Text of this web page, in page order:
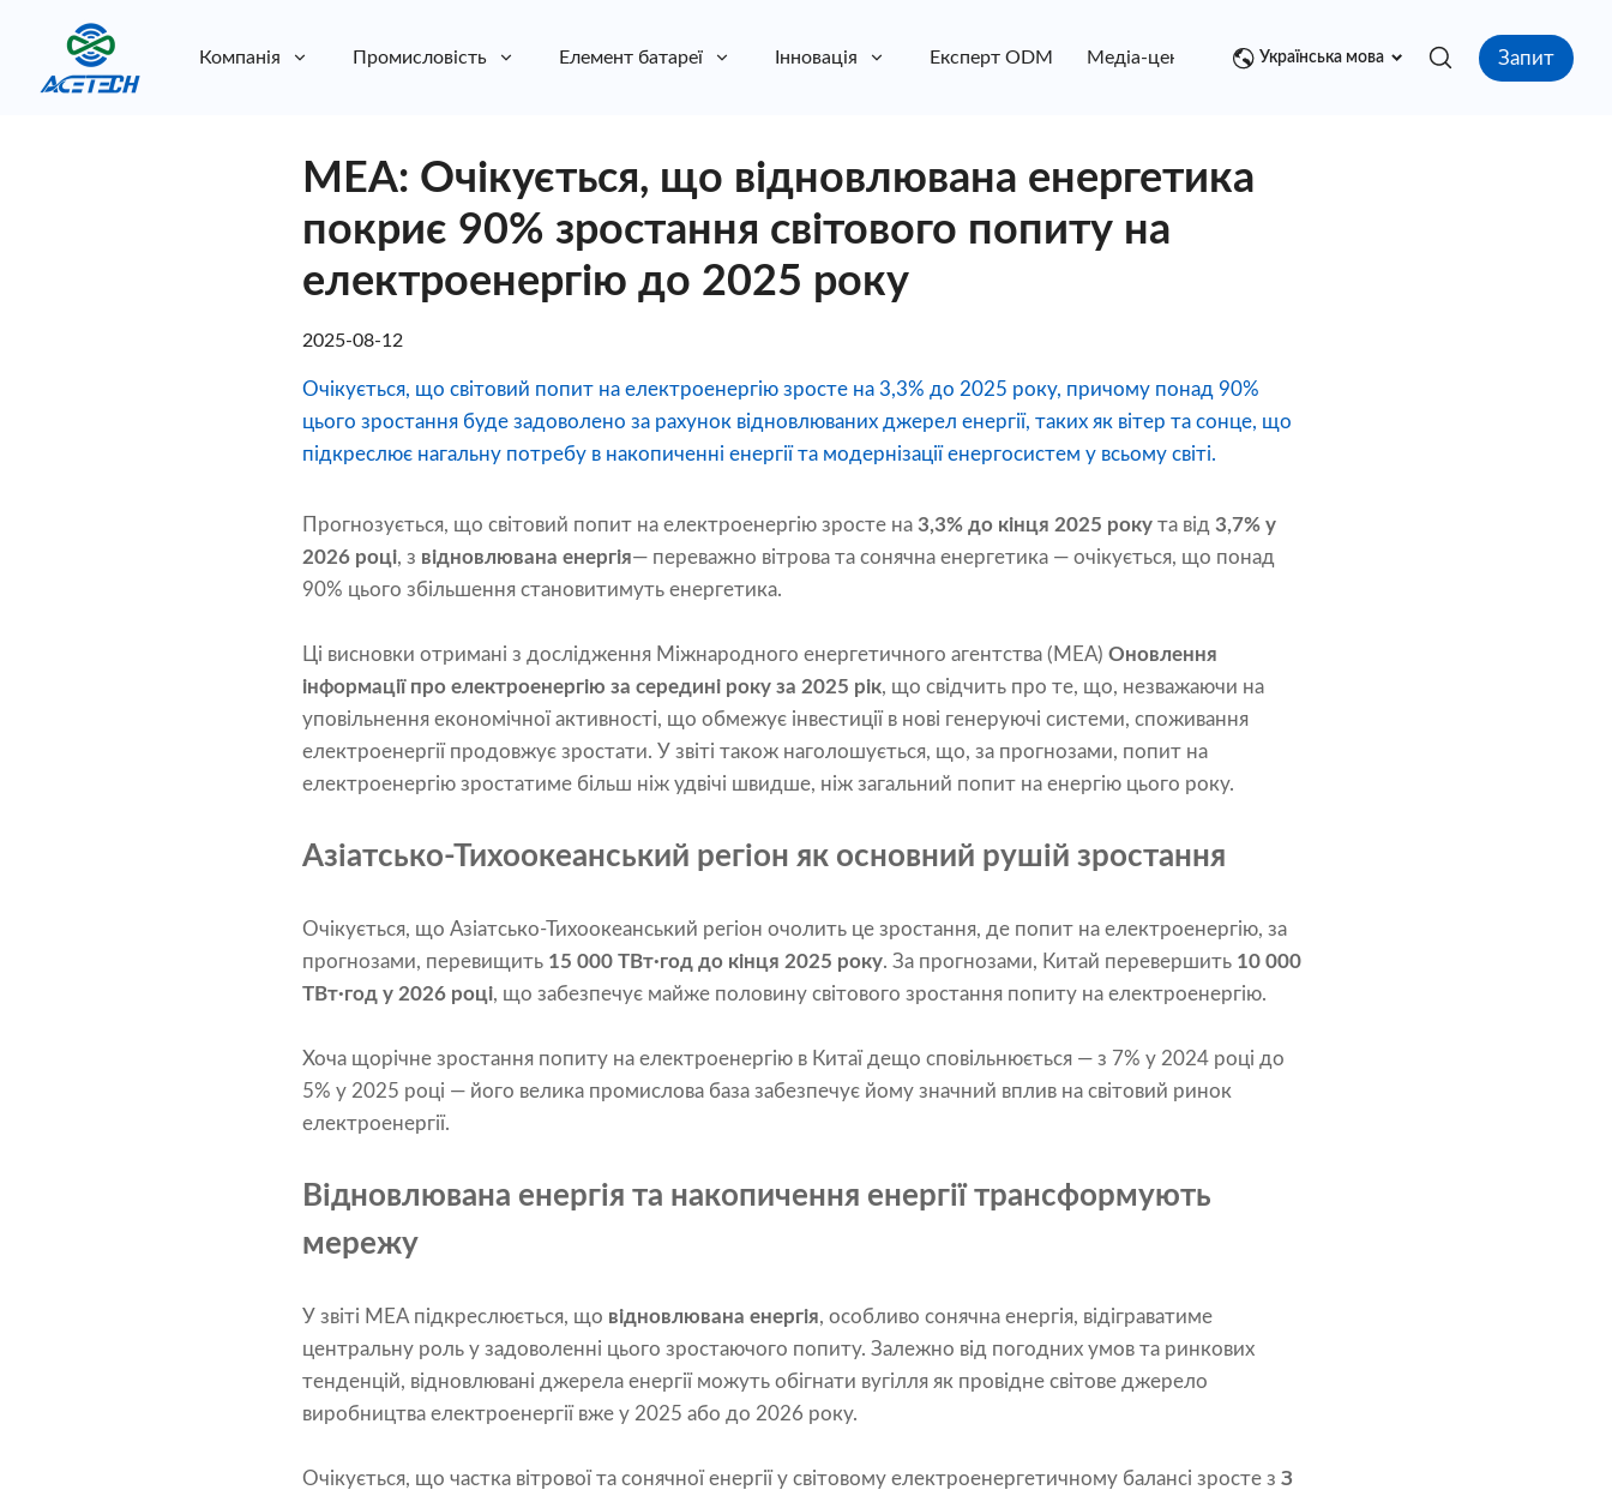
Компанія Промисловість Елемент батареї Інновація Експерт ODM Медіа-центр контакт
Українська мова Запит
МЕА: Очікується, що відновлювана енергетика
покриє 90% зростання світового попиту на
електроенергію до 2025 року
2025-08-12
Очікується, що світовий попит на електроенергію зросте на 3,3% до 2025 року, причому понад 90%
цього зростання буде задоволено за рахунок відновлюваних джерел енергії, таких як вітер та сонце, що
підкреслює нагальну потребу в накопиченні енергії та модернізації енергосистем у всьому світі.
Прогнозується, що світовий попит на електроенергію зросте на 3,3% до кінця 2025 року та від 3,7% у
2026 році, з відновлювана енергія— переважно вітрова та сонячна енергетика — очікується, що понад
90% цього збільшення становитимуть енергетика.
Ці висновки отримані з дослідження Міжнародного енергетичного агентства (МЕА) Оновлення
інформації про електроенергію за середині року за 2025 рік, що свідчить про те, що, незважаючи на
уповільнення економічної активності, що обмежує інвестиції в нові генеруючі системи, споживання
електроенергії продовжує зростати. У звіті також наголошується, що, за прогнозами, попит на
електроенергію зростатиме більш ніж удвічі швидше, ніж загальний попит на енергію цього року.
Азіатсько-Тихоокеанський регіон як основний рушій зростання
Очікується, що Азіатсько-Тихоокеанський регіон очолить це зростання, де попит на електроенергію, за
прогнозами, перевищить 15 000 ТВт·год до кінця 2025 року. За прогнозами, Китай перевершить 10 000
ТВт·год у 2026 році, що забезпечує майже половину світового зростання попиту на електроенергію.
Хоча щорічне зростання попиту на електроенергію в Китаї дещо сповільнюється — з 7% у 2024 році до
5% у 2025 році — його велика промислова база забезпечує йому значний вплив на світовий ринок
електроенергії.
Відновлювана енергія та накопичення енергії трансформують
мережу
У звіті МЕА підкреслюється, що відновлювана енергія, особливо сонячна енергія, відіграватиме
центральну роль у задоволенні цього зростаючого попиту. Залежно від погодних умов та ринкових
тенденцій, відновлювані джерела енергії можуть обігнати вугілля як провідне світове джерело
виробництва електроенергії вже у 2025 або до 2026 року.
Очікується, що частка вітрової та сонячної енергії у світовому електроенергетичному балансі зросте з З